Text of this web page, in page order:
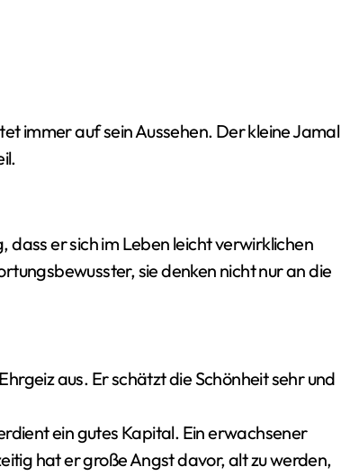
immer auf sein Aussehen. Der kleine Jamal
er sich im Leben leicht verwirklichen
sie denken nicht nur an die
aus. Er schätzt die Schönheit sehr und
ein gutes Kapital. Ein erwachsener
hat er große Angst davor, alt zu werden,